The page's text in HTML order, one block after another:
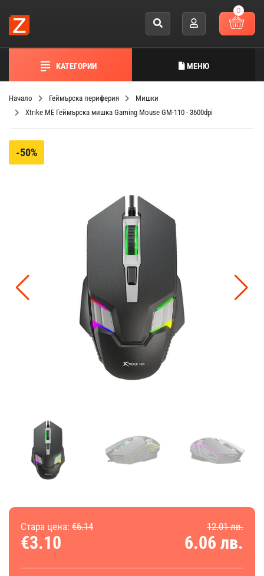
0
КАТЕГОРИИ МЕНЮ
Начало Геймърска периферия
Мишки
Xtrike ME Геймърска мишка Gaming Mouse GM-110 - 3600dpi
-50%
Стара цена: €6.14 12.01 лв.
€3.10 6.06 лв.